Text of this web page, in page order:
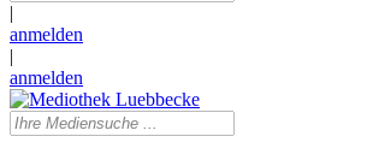
|
anmelden
|
anmelden